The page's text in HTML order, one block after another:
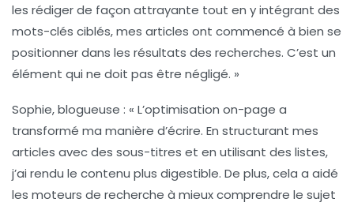
les rédiger de façon attrayante tout en y intégrant des
mots-clés ciblés, mes articles ont commencé à bien se
positionner dans les résultats des recherches. C’est un
élément qui ne doit pas être négligé. »
Sophie, blogueuse : « L’optimisation on-page a
transformé ma manière d’écrire. En structurant mes
articles avec des sous-titres et en utilisant des listes,
j’ai rendu le contenu plus digestible. De plus, cela a aidé
les moteurs de recherche à mieux comprendre le sujet